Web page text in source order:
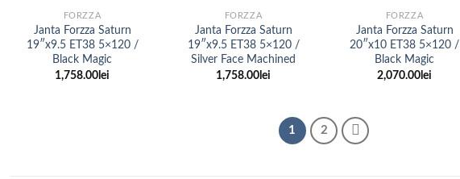
FORZZA
Janta Forzza Saturn
19″x9.5 ET38 5×120 /
Black Magic
1,758.00 lei
FORZZA
Janta Forzza Saturn
19″x9.5 ET38 5×120 /
Silver Face Machined
1,758.00 lei
FORZZA
Janta Forzza Saturn
20″x10 ET38 5×120 /
Black Magic
2,070.00 lei
1 2